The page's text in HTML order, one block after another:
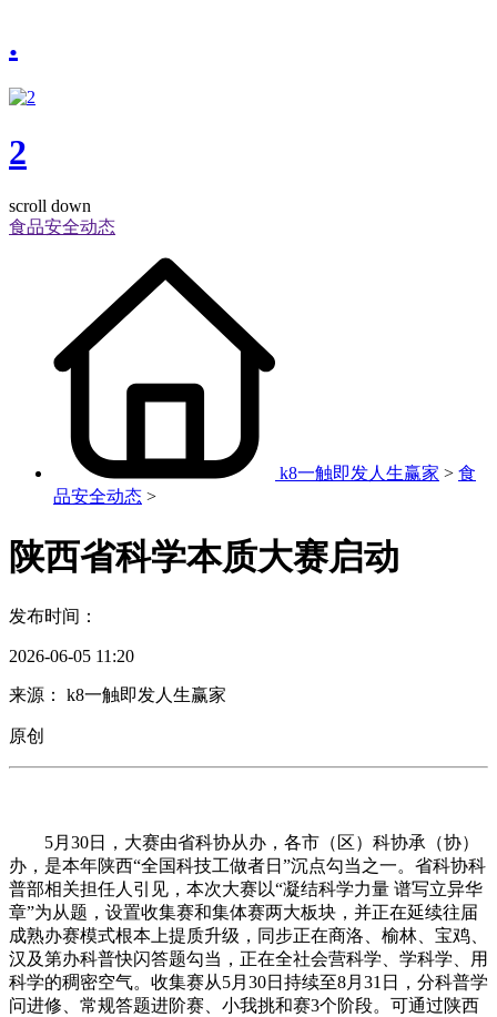
.
2
scroll down
食品安全动态
k8一触即发人生赢家 > 食
品安全动态 >
陕西省科学本质大赛启动
发布时间：
2026-06-05 11:20
来源： k8一触即发人生赢家
原创
5月30日，大赛由省科协从办，各市（区）科协承（协）
办，是本年陕西“全国科技工做者日”沉点勾当之一。省科协科
普部相关担任人引见，本次大赛以“凝结科学力量 谱写立异华
章”为从题，设置收集赛和集体赛两大板块，并正在延续往届
成熟办赛模式根本上提质升级，同步正在商洛、榆林、宝鸡、
汉及第办科普快闪答题勾当，正在全社会营科学、学科学、用
科学的稠密空气。收集赛从5月30日持续至8月31日，分科普学
问进修、常规答题进阶赛、小我挑和赛3个阶段。可通过陕西